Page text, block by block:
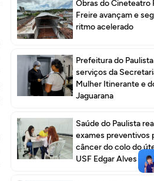
Obras do Cineteatro
Freire avançam e
ritmo acelerado
Prefeitura do
serviços da
Mulher Itinerante e
Jaguarana
Saúde do Paulista
exames preventivos
câncer do colo do
USF Edgar Alves I